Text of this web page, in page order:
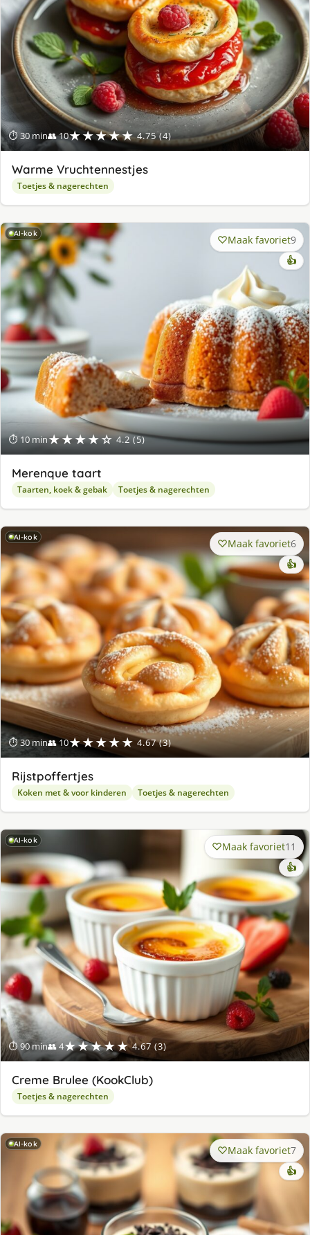
⏱ 30 min👥 10★★★★★ 4.75 (4)
Warme Vruchtennestjes
Toetjes & nagerechten
AI-kok
⏱ 10 min★★★★☆ 4.2 (5)
Maak favoriet9
👍
Merenque taart
Taarten, koek & gebak Toetjes & nagerechten
AI-kok
⏱ 30 min👥 10★★★★★ 4.67 (3)
Maak favoriet6
👍
Rijstpoffertjes
Koken met & voor kinderen Toetjes & nagerechten
AI-kok
⏱ 90 min👥 4★★★★★ 4.67 (3)
Maak favoriet11
👍
Creme Brulee (KookClub)
Toetjes & nagerechten
AI-kok Maak favoriet7
👍